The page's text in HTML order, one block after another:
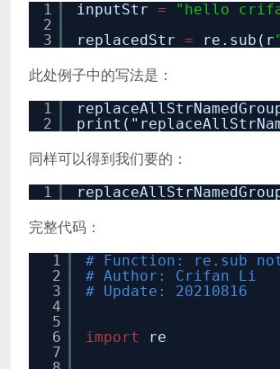
1
2
3
inputStr =
"hello
replacedStr = re.sub(r
此处例子中的写法是：
1
2
同样可以得到我们要的：
1
完整代码：
1
2
3
4
5
6
7
# Function: re.sub
# Author: Crifan Li
# Update: 20210816
import re